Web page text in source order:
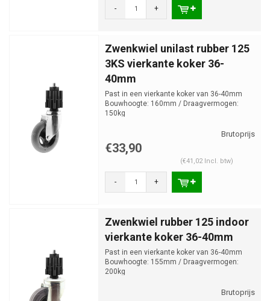
- +
Zwenkwiel unilast rubber 125
3KS vierkante koker 36-
40mm
Past in een vierkante koker van 36-40mm
Bouwhoogte: 160mm / Draagvermogen:
150kg
€33,90
(€41,02 Incl. btw)
- +
Zwenkwiel rubber 125 indoor
vierkante koker 36-40mm
Past in een vierkante koker van 36-40mm
Bouwhoogte: 155mm / Draagvermogen:
200kg